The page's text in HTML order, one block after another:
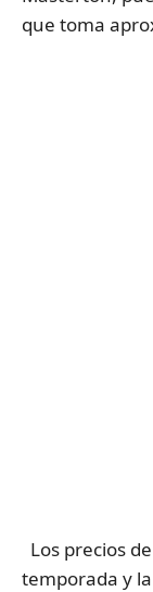
que toma
Los precios
temporada y